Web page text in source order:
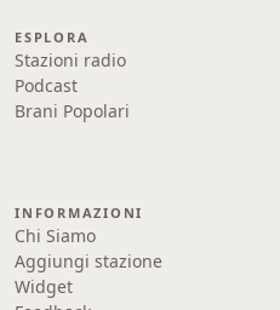
ESPLORA
Stazioni radio
Podcast
Brani Popolari
INFORMAZIONI
Chi Siamo
Aggiungi stazione
Widget